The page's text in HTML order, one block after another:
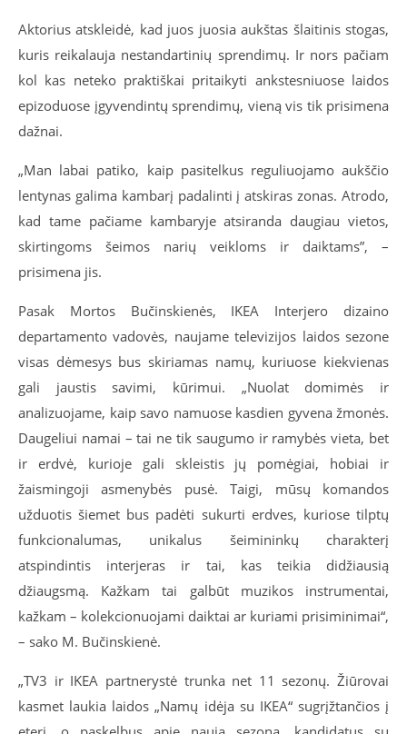
Aktorius atskleidė, kad juos juosia aukštas šlaitinis stogas,
kuris reikalauja nestandartinių sprendimų. Ir nors pačiam
kol kas neteko praktiškai pritaikyti ankstesniuose laidos
epizoduose įgyvendintų sprendimų, vieną vis tik prisimena
dažnai.
„Man labai patiko, kaip pasitelkus reguliuojamo aukščio
lentynas galima kambarį padalinti į atskiras zonas. Atrodo,
kad tame pačiame kambaryje atsiranda daugiau vietos,
skirtingoms šeimos narių veikloms ir daiktams”, –
prisimena jis.
Pasak Mortos Bučinskienės, IKEA Interjero dizaino
departamento vadovės, naujame televizijos laidos sezone
visas dėmesys bus skiriamas namų, kuriuose kiekvienas
gali jaustis savimi, kūrimui. „Nuolat domimės ir
analizuojame, kaip savo namuose kasdien gyvena žmonės.
Daugeliui namai – tai ne tik saugumo ir ramybės vieta, bet
ir erdvė, kurioje gali skleistis jų pomėgiai, hobiai ir
žaismingoji asmenybės pusė. Taigi, mūsų komandos
užduotis šiemet bus padėti sukurti erdves, kuriose tilptų
funkcionalumas, unikalus šeimininkų charakterį
atspindintis interjeras ir tai, kas teikia didžiausią
džiaugsmą. Kažkam tai galbūt muzikos instrumentai,
kažkam – kolekcionuojami daiktai ar kuriami prisiminimai“,
– sako M. Bučinskienė.
„TV3 ir IKEA partnerystė trunka net 11 sezonų. Žiūrovai
kasmet laukia laidos „Namų idėja su IKEA“ sugrįžtančios į